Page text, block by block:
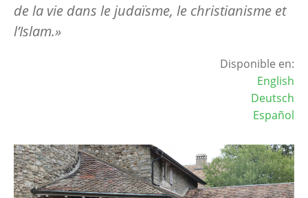
de la vie dans le judaïsme, le christianisme et
l’Islam.»
Disponible en:
English
Deutsch
Español
Image